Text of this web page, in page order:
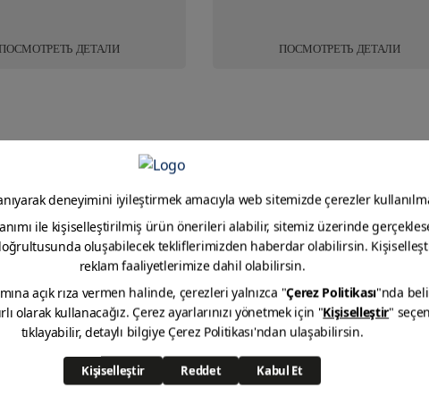
ПОСМОТРЕТЬ ДЕТАЛИ ПОСМОТРЕТЬ ДЕТАЛИ
Marine&Marine Anti Aging PU Yat
Macunu 14